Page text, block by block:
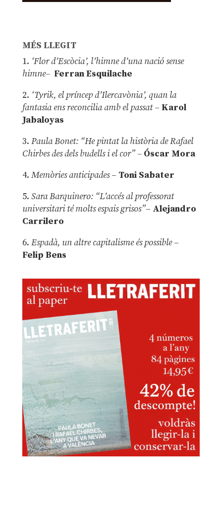
MÉS LLEGIT
1. ‘Flor d’Escòcia’, l’himne d’una nació sense
himne– Ferran Esquilache
2. ‘Tyrik, el príncep d’Ilercavònia’, quan la
fantasia ens reconcilia amb el passat– Karol
Jabaloyas
3. Paula Bonet: “He pintat la història de Rafael
Chirbes des dels budells i el cor” –Óscar Mora
4. Memòries anticipades– Toni Sabater
5. Sara Barquinero: “L’accés al professorat
universitari té molts espais grisos”– Alejandro
Carrilero
6. Espadà, un altre capitalisme és possible –
Felip Bens